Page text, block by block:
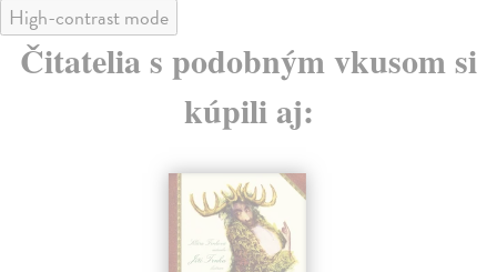
High-contrast mode
Čitatelia s podobným vkusom si
kúpili aj: